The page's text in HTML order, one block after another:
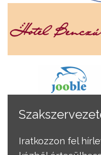
Iratkozzon fel